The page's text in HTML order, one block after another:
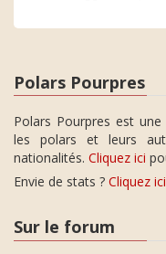
Polars Pourpres
Polars Pourpres est
les polars et leurs
nationalités. Cliquez ici
Envie de stats ? Cliquez ici
Sur le forum